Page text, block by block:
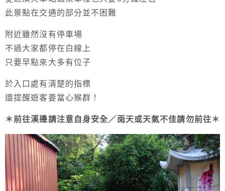
此景點在交通的部分並不困難
附近雖然沒有停車場
不過大家都停在白線上
只要早點來大多有位子
於入口處有清楚的指標
還提醒遊客要當心猴群！
＊前往溪邊請注意自身安全／雨天或天氣不佳請勿前往＊